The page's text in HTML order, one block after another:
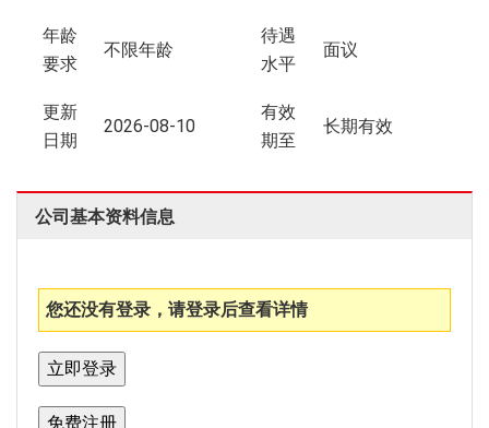
年龄
要求
不限年龄
待遇
水平
面议
更新
日期
2026-08-10
有效
期至
长期有效
公司基本资料信息
您还没有登录，请登录后查看详情